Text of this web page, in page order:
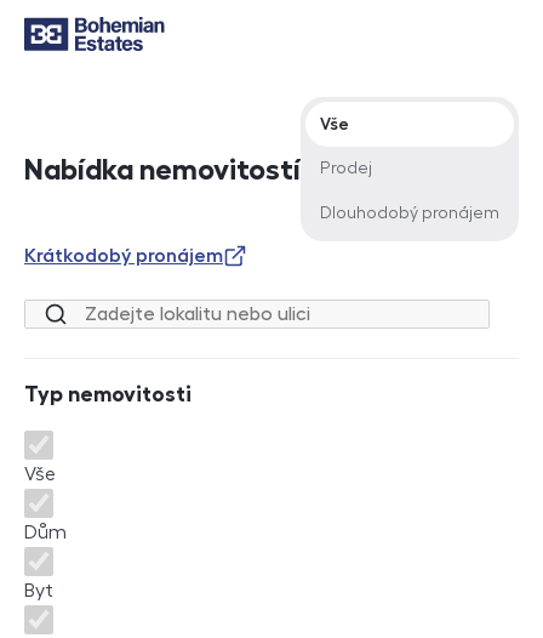
Nabídka nemovitostí
Typ nabídky
Vše
Prodej
Dlouhodobý pronájem
Krátkodobý pronájem
Lokalita nebo ulice
Typ nemovitosti
Typ nemovitosti
Vše
Dům
Byt